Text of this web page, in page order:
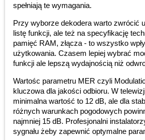
spełniają te wymagania.
Przy wyborze dekodera warto zwrócić
listę funkcji, ale też na specyfikację
pamięć RAM, złącza - to wszystko
użytkowania. Czasem lepiej wybrać
funkcji ale lepszą wydajnością niż
Wartośc parametru MER czyli
kluczowa dla jakości odbioru. W
minimalna wartość to 12 dB, ale dla
różnych warunkach pogodowych
najmniej 15 dB. Profesjonalni
sygnału żeby zapewnić optymalne